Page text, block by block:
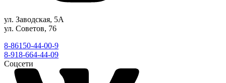
ул. Заводская, 5А
ул. Советов, 76
8-86150-44-00-9
8-918-664-44-09
Соцсети